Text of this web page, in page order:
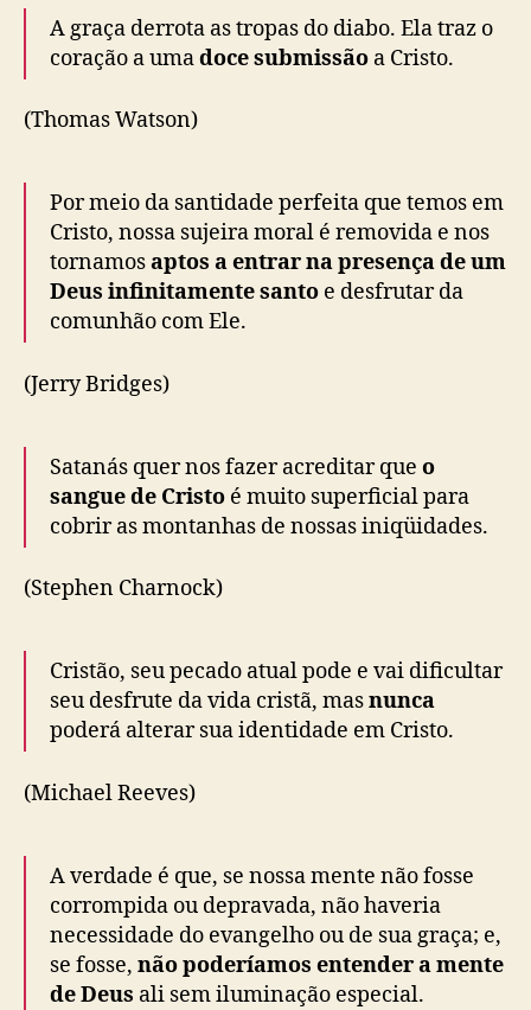
A graça derrota as tropas do diabo. Ela traz o
coração a umadoce submissão a Cristo.
(Thomas Watson)
Por meio da santidade perfeita que temos em
Cristo, nossa sujeira moral é removida e nos
tornamosaptos a entrar na presença de um
Deus infinitamente santo e desfrutar da
comunhão com Ele.
(Jerry Bridges)
Satanás quer nos fazer acreditar que o
sangue de Cristo é muito superficial para
cobrir as montanhas de nossas iniqüidades.
(Stephen Charnock)
Cristão, seu pecado atual pode e vai dificultar
seu desfrute da vida cristã, masnunca
poderá alterar sua identidade em Cristo.
(Michael Reeves)
A verdade é que, se nossa mente não fosse
corrompida ou depravada, não haveria
necessidade do evangelho ou de sua graça; e,
se fosse, não poderíamos entender a mente
de Deus ali sem iluminação especial.